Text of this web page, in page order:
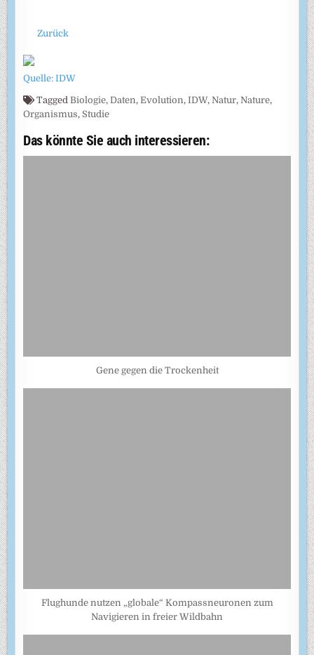
Zurück
Quelle: IDW
TaggedBiologie,Daten,Evolution,IDW,Natur,Nature,
Organismus, Studie
Das könnte Sie auch interessieren:
Gene gegen die Trockenheit
Flughunde nutzen „globale“ Kompassneuronen zum
Navigieren in freier Wildbahn